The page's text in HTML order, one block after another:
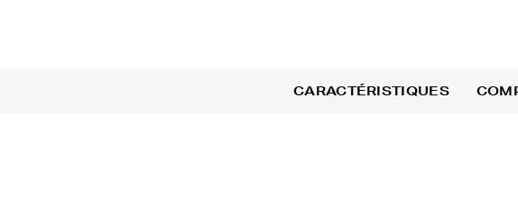
CARACTÉRISTIQUES